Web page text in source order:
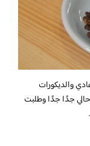
والديكورات
حالي جدًا جدًا وطلبت